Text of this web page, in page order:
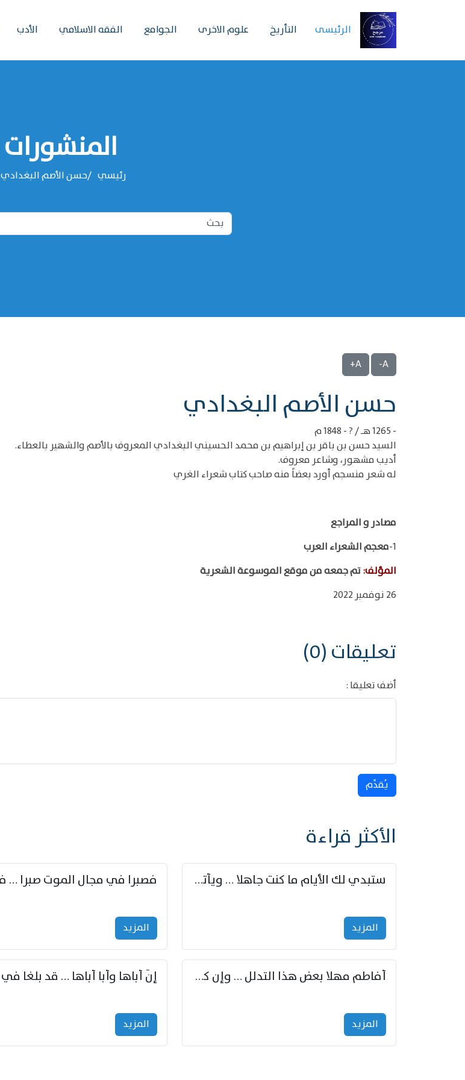
الرئیسی التأريخ علوم الاخرى الجوامع الفقه الاسلامي الأدب
المنشورات
رئيسي ‌‌حسن الأصم البغدادي
A-
A+
‌‌حسن الأصم البغدادي
- 1265 هـ / ? - 1848 م
السيد حسن بن باقر بن إبراهيم بن محمد الحسيني البغدادي المعروف بالأصم والشهير بالعطاء.
أديب مشهور، وشاعر معروف.
له شعر منسجم أورد بعضاً منه صاحب كتاب شعراء الغري
مصادر و المراجع
1- معجم الشعراء العرب
المؤلف:تم جمعه من موقع الموسوعة الشعرية
26 نوفمبر 2022
تعليقات (0)
أضف تعليقا :
يُقدِّم
الأكثر قراءة
ستبدي لك الأيام ما كنت جاهلا … ويأتيك بالأخبار من لم تزوّد
المزید المزید
أفاطم مهلا بعض هذا التدلل … وإن كنت قد أزمعت صرمي فأجملي
المزید المزید